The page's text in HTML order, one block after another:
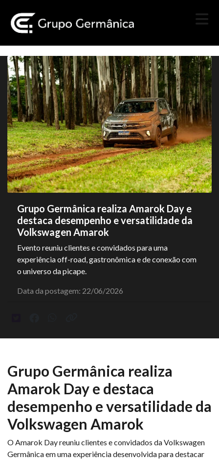
Grupo Germânica realiza Amarok Day e
destaca desempenho e versatilidade da
Volkswagen Amarok
Evento reuniu clientes e convidados para uma
experiência off-road, gastronômica e de conexão com
o universo da picape.
Data da postagem: 22/06/2026
Grupo Germânica realiza
Amarok Day e destaca
desempenho e versatilidade da
Volkswagen Amarok
O Amarok Day reuniu clientes e convidados da Volkswagen
Germânica em uma experiência desenvolvida para destacar